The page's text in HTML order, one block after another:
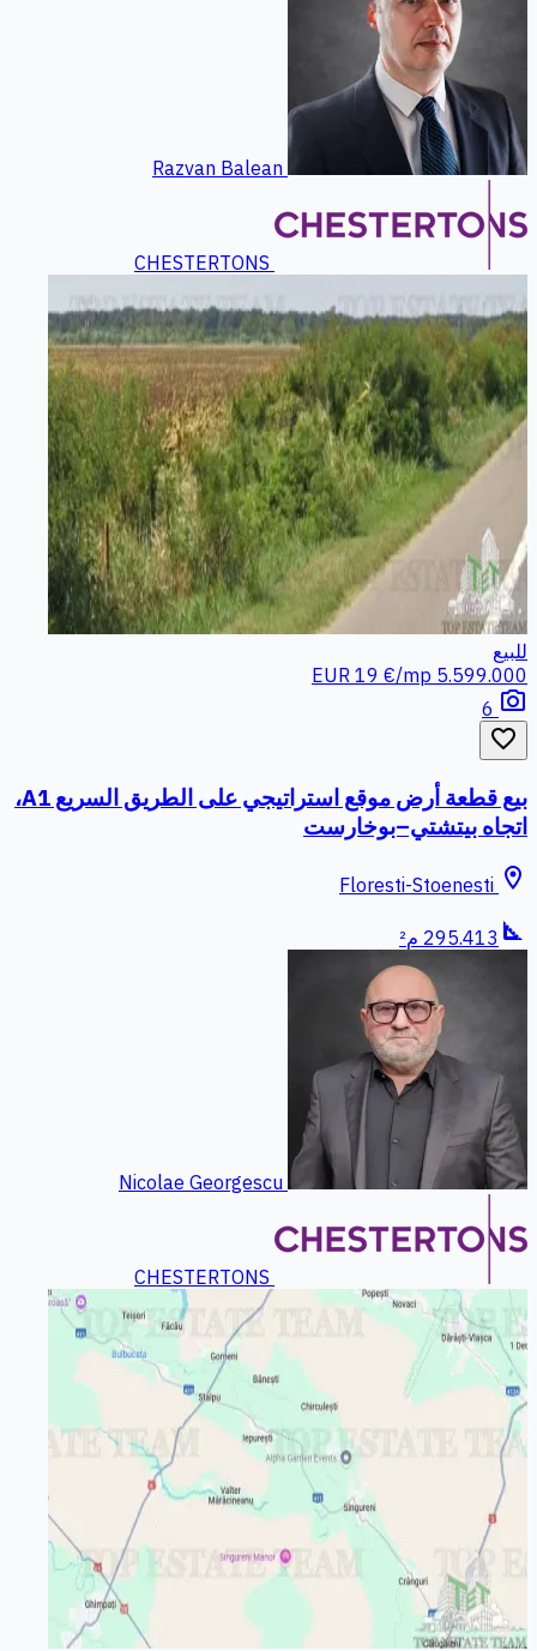
Razvan Balean
CHESTERTONS
للبيع
5.599.000 EUR
19 €/mp
photo_camera
favorite_border
بيع قطعة أرض موقع استراتيجي على الطريق السريع A1،
اتجاه بيتشتي–بوخارست
location_on
square_foot 295.413 م²
Nicolae Georgescu
CHESTERTONS